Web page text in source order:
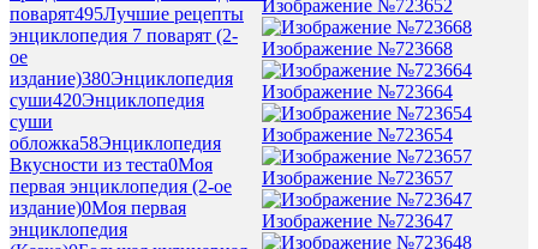
поварят495Лучшие рецепты
энциклопедия 7 поварят (2-
ое
издание)380Энциклопедия
суши420Энциклопедия
суши
обложка58Энциклопедия
Вкусности из теста0Моя
первая энциклопедия (2-ое
издание)0Моя первая
энциклопедия
Изображение №723652
Изображение №723668
Изображение №723664
Изображение №723654
Изображение №723657
Изображение №723647